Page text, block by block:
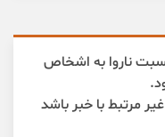
ناروا به اشخاص
مرتبط با خبر باشد